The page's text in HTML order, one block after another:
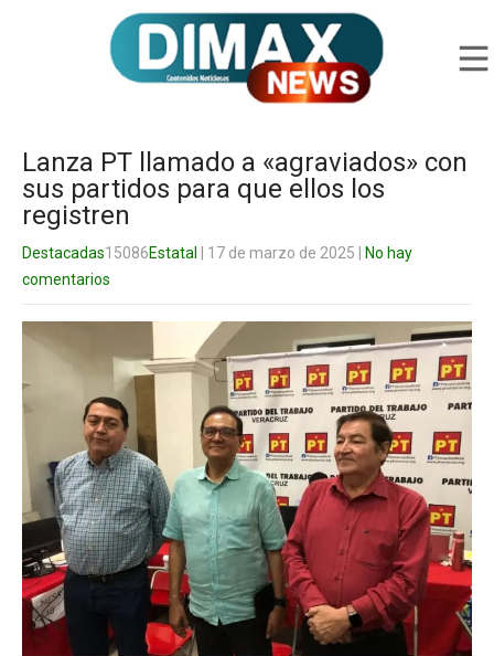
Lanza PT llamado a «agraviados» con
sus partidos para que ellos los
registren
Destacadas15086Estatal | 17 de marzo de 2025
No hay
comentarios